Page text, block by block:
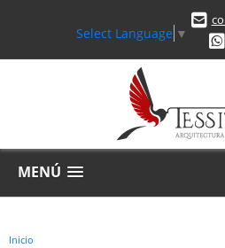
Select Language ▼
MENÚ
Inicio